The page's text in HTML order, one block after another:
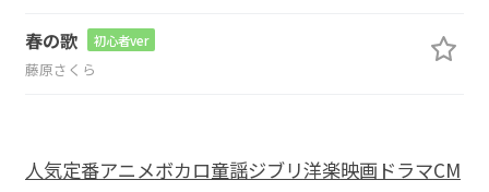
春の歌 初心者ver
藤原さくら
人気定番アニメボカロ童謡ジブリ洋楽映画ドラマCM